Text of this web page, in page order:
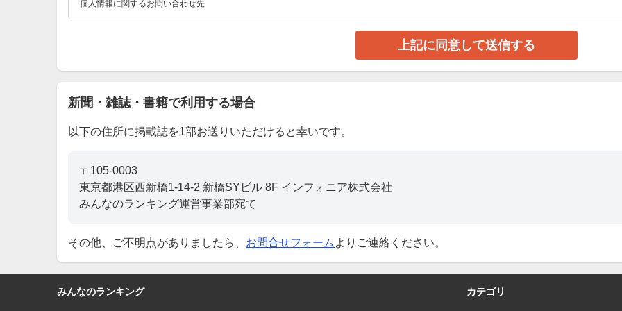
個人情報に関するお問い合わせ先
新聞・雑誌・書籍で利用する場合
以下の住所に掲載誌を1部お送りいただけると幸いです。
〒105-0003
東京都港区西新橋1-14-2 新橋SYビル 8F インフォニア株式会社
みんなのランキング運営事業部宛て
その他、ご不明点がありましたら、 お問合せフォーム よりご連絡ください。
みんなのランキング カテゴリ